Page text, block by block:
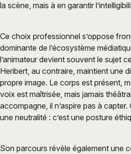
la scène, mais à en garantir
Ce choix professionnel s’oppose
dominante de l’écosystème
l’animateur devient souvent le sujet
Heribert, au contraire, maintient une
propre image. Le corps est présent,
voix est maîtrisée, mais jamais
accompagne, il n’aspire pas à capter.
une neutralité : c’est une posture
Son parcours révèle également une